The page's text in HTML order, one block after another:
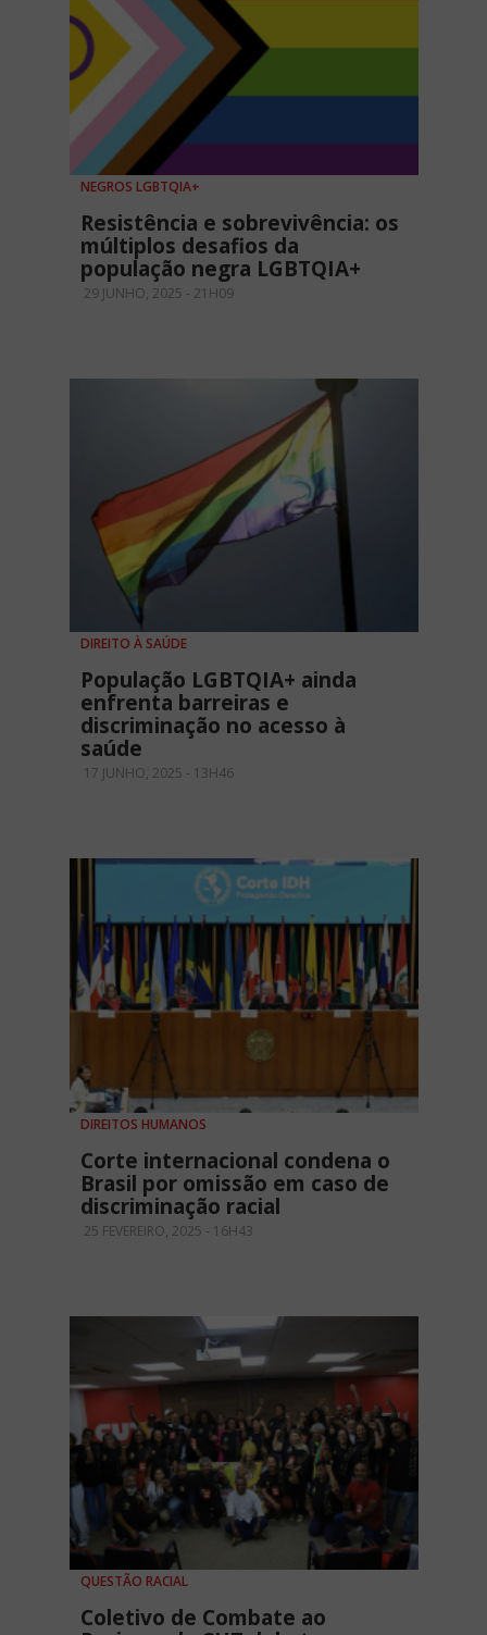
NEGROS LGBTQIA+
Resistência e sobrevivência: os
múltiplos desafios da
população negra LGBTQIA+
29 JUNHO, 2025 - 21H09
DIREITO À SAÚDE
População LGBTQIA+ ainda
enfrenta barreiras e
discriminação no acesso à
saúde
17 JUNHO, 2025 - 13H46
DIREITOS HUMANOS
Corte internacional condena o
Brasil por omissão em caso de
discriminação racial
25 FEVEREIRO, 2025 - 16H43
QUESTÃO RACIAL
Coletivo de Combate ao